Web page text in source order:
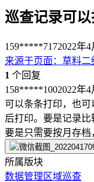
巡查记录可
159*****7172022年4
来源于页面 ： 草料二
1 个回复
158*****1002022年4
可以条条打印，也
后打印。要是记录比
要是只需要按月存
所属版块
数据管理 区域巡查